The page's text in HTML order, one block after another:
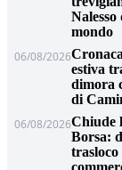
mondo
06/08/2026
estiva
dimora
di
06/08/2026Chiude
Borsa: